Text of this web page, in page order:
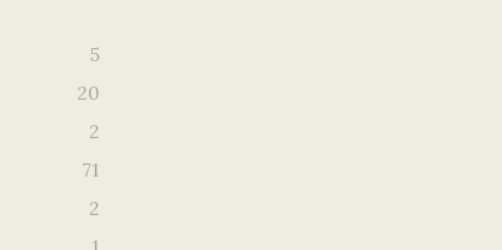
5
20
2
71
2